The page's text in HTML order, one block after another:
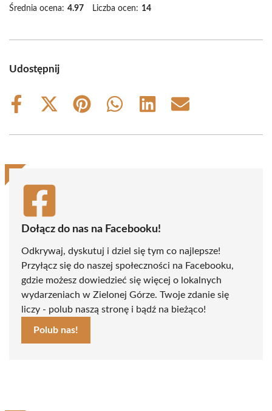
Średnia ocena: 4.97 Liczba ocen: 14
Udostępnij
Share
Share
(Twitter)
Share
Share
Share
Share
Dołącz do nas na Facebooku!
Odkrywaj, dyskutuj i dziel się tym co najlepsze!
Przyłącz się do naszej społeczności na Facebooku,
gdzie możesz dowiedzieć się więcej o lokalnych
wydarzeniach w Zielonej Górze. Twoje zdanie się
liczy - polub naszą stronę i bądź na bieżąco!
Polub nas!